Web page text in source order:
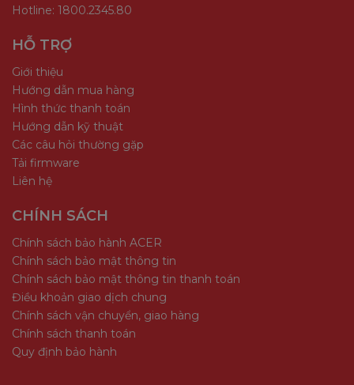
Hotline: 1800.2345.80
HỖ TRỢ
Giới thiệu
Hướng dẫn mua hàng
Hình thức thanh toán
Hướng dẫn kỹ thuật
Các câu hỏi thường gặp
Tải firmware
Liên hệ
CHÍNH SÁCH
Chính sách bảo hành ACER
Chính sách bảo mật thông tin
Chính sách bảo mật thông tin thanh toán
Điều khoản giao dịch chung
Chính sách vận chuyển, giao hàng
Chính sách thanh toán
Quy định bảo hành